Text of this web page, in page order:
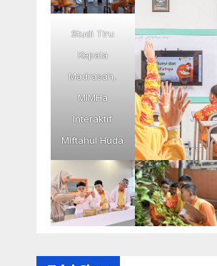
Studi Tiru
Kepala
Madrasah,
MIMHa
Interaktif
MIftahul Huda